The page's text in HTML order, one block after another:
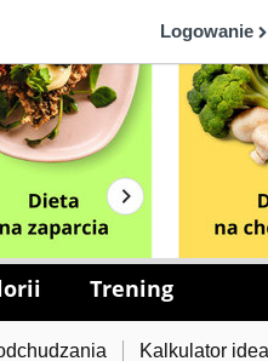
Logowanie
Trening
Kalkulator